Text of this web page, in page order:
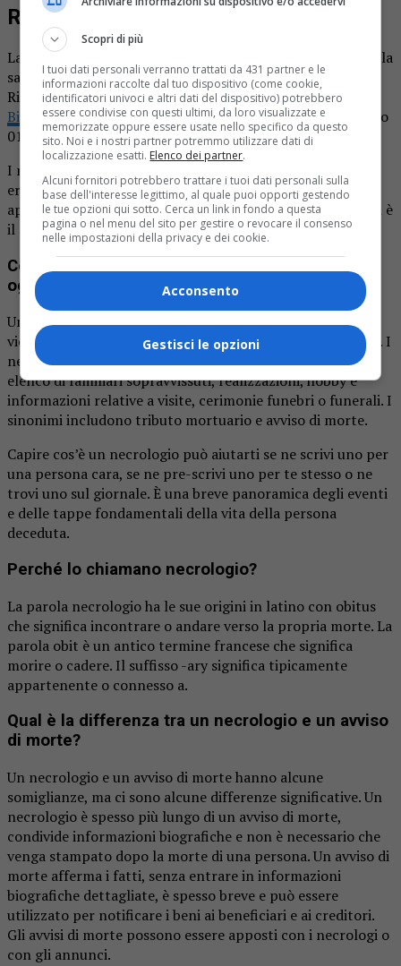
Ricordiamo i nostri cari defunti
La pagina dei necrologi de La Provincia di Biella.it in edicola
sabato 17 gennaio. L’ultimo saluto ai nostri cari defunti.
Ricordiamo che i necrologi sulgiornale La Provincia di
Biella.itsono gratuiti. Per informazioni chiamare il numero
015.32383.
I necrologi fanno parte di una tradizione antica che
ereditiamo dal tempo degli antichi romani. In questo
approfondimento spiegheremo cosa è un necrologio, qual è
il scopo, come si scrive, dove pubblicarlo, etc.
Cosa sono i necrologi e come sono utilizzati
oggi?
Un necrologio è un annuncio della morte di qualcuno, che
viene spesso stampato su un giornale o pubblicato online. I
necrologi spesso includono informazioni biografiche, un
elenco di familiari sopravvissuti, realizzazioni, hobby e
informazioni relative a visite, cerimonie funebri o funerali. I
sinonimi includono tributo mortuario e avviso di morte.
Capire cos’è un necrologio può aiutarti se ne scrivi uno per
una persona cara, se ne pre-scrivi uno per te stesso o ne
trovi uno sul giornale. È una breve panoramica degli eventi
e delle tappe fondamentali della vita della persona
deceduta.
Perché lo chiamano necrologio?
La parola necrologio ha le sue origini in latino con obitus
che significa incontrare o andare verso la propria morte. La
parola obit è un antico termine francese che significa
morire o cadere. Il suffisso -ary significa tipicamente
appartenente o connesso a.
Qual è la differenza tra un necrologio e un avviso
di morte?
Un necrologio e un avviso di morte hanno alcune
somiglianze, ma ci sono alcune differenze significative. Un
necrologio è spesso più lungo di un avviso di morte,
condivide informazioni biografiche e non è necessario che
venga stampato dopo la morte di una persona. Un avviso di
morte afferma i fatti, senza entrare in informazioni
biografiche dettagliate, è spesso breve e può essere
utilizzato per notificare i beni ai beneficiari e ai creditori.
Gli avvisi di morte possono essere apposti con i necrologi o
con gli annunci.
Scopri di più
I tuoi dati personali verranno trattati da 431 partner e le
informazioni raccolte dal tuo dispositivo (come cookie,
identificatori univoci e altri dati del dispositivo) potrebbero
essere condivise con questi ultimi, da loro visualizzate e
memorizzate oppure essere usate nello specifico da questo
sito. Noi e i nostri partner potremmo utilizzare dati di
localizzazione esatti. Elenco dei partner.
Alcuni fornitori potrebbero trattare i tuoi dati personali sulla
base dell'interesse legittimo, al quale puoi opporti gestendo
le tue opzioni qui sotto. Cerca un link in fondo a questa
pagina o nel menu del sito per gestire o revocare il consenso
nelle impostazioni della privacy e dei cookie.
Acconsento
Gestisci le opzioni